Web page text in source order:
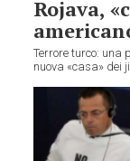
Rojava,
Terrore turco: una
nuova «casa» dei